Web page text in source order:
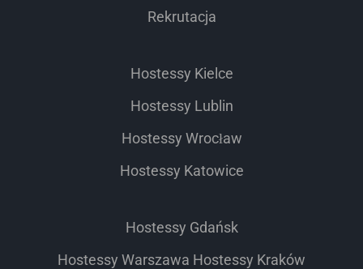
Rekrutacja
Hostessy Kielce
Hostessy Lublin
Hostessy Wrocław
Hostessy Katowice
Hostessy Gdańsk
Hostessy Warszawa Hostessy Kraków